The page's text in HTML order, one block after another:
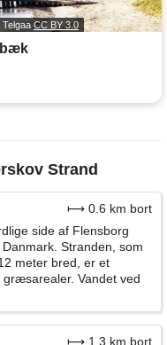
Telgaa CC BY 3.0
Strand
⟼ 0.6 km bort
side af Flensborg
Stranden, som
meter bred, er et
Vandet ved
⟼ 1.3 km bort